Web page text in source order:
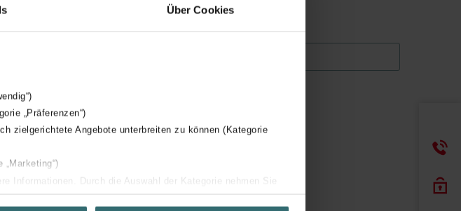
Über Cookies
„Präferenzen“)
zielgerichtete Angebote unterbreiten zu können (Kategorie
Informationen. Durch die Auswahl der Kategorie nehmen Sie
Telefoonnummer*